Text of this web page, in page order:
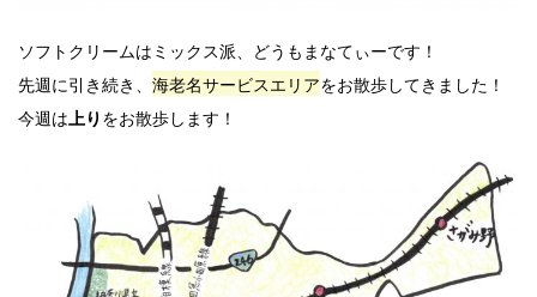
ソフトクリームはミックス派、どうもまなてぃーです！
先週に引き続き、 海老名サービスエリアをお散歩してきました！
今週は 上り をお散歩します！